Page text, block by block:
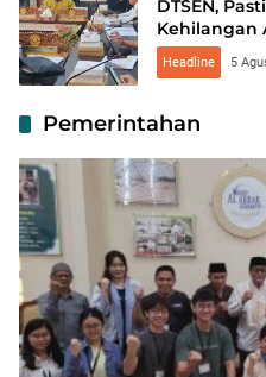
DTSEN,
Kehilangan
Headline 5
Pemerintahan